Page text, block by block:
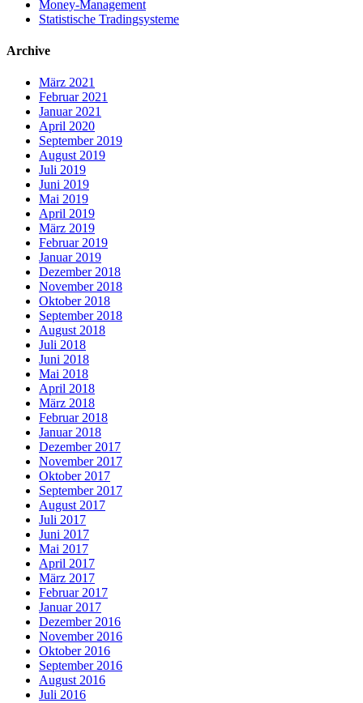
Money-Management
Statistische Tradingsysteme
Archive
März 2021
Februar 2021
Januar 2021
April 2020
September 2019
August 2019
Juli 2019
Juni 2019
Mai 2019
April 2019
März 2019
Februar 2019
Januar 2019
Dezember 2018
November 2018
Oktober 2018
September 2018
August 2018
Juli 2018
Juni 2018
Mai 2018
April 2018
März 2018
Februar 2018
Januar 2018
Dezember 2017
November 2017
Oktober 2017
September 2017
August 2017
Juli 2017
Juni 2017
Mai 2017
April 2017
März 2017
Februar 2017
Januar 2017
Dezember 2016
November 2016
Oktober 2016
September 2016
August 2016
Juli 2016